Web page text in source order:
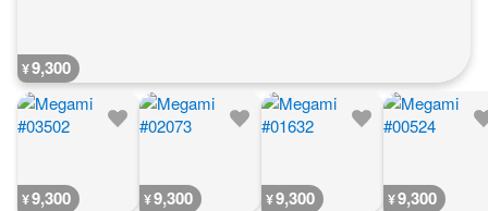
¥9,300
¥9,300 ¥9,300 ¥9,300 ¥9,300